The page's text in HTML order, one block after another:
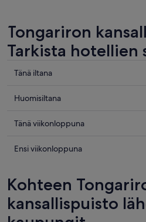
Tongariron
Tarkista hotellien
Tarkista
Tongariron
hinnat
illaksi
-
Tänä iltana
Tarkista
Tongariron
hinnat
11.8.
12.8.
Huomisiltana
Tarkista
Tongariron
täksi
viikonlopuksi
eli
Tänä viikonloppuna
Tarkista
kansallispuisto
hinnat
ensi
Ensi viikonloppuna
Kohteen
kansallispuisto